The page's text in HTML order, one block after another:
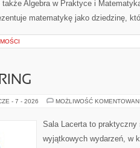
Algebra w Praktyce i
matematykę jako dziedzinę,
- 7 - 2026 MOŻLIWOŚĆ
Sala Lacerta to praktyczny
wyjątkowych wydarzeń, w